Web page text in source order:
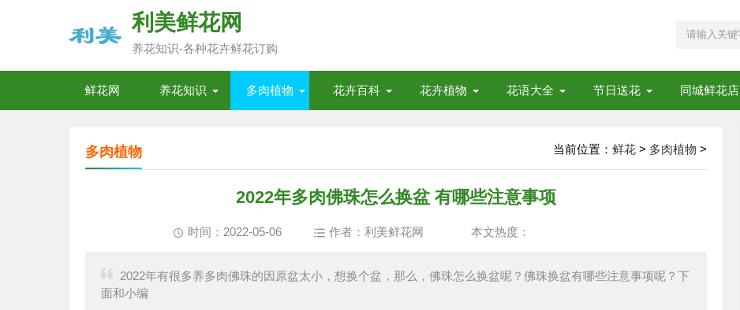
利美鲜花网
养花知识-各种花卉鲜花订购
鲜花网 养花知识 多肉植物 花卉百科 花卉植物 花语大全 节日送花 同城鲜花店
当前位置： 鲜花 > 多肉植物 >
多肉植物
2022年多肉佛珠怎么换盆 有哪些注意事项
时间：2022-05-06 作者：利美鲜花网 本文热度：
2022年有很多养多肉佛珠的因原盆太小，想换个盆，那么，佛珠怎么换盆呢？佛珠换盆有哪些注意事项呢？下
面和小编